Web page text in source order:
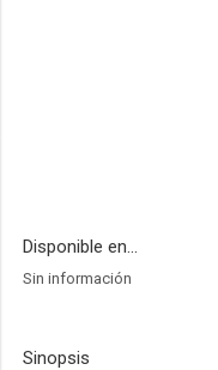
Disponible en...
Sin información
Sinopsis